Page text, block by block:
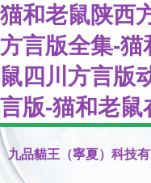
猫和老鼠陕西
方言版全集-
鼠四川方言版
言版-猫和老鼠
九品貓王（寧夏）科技有